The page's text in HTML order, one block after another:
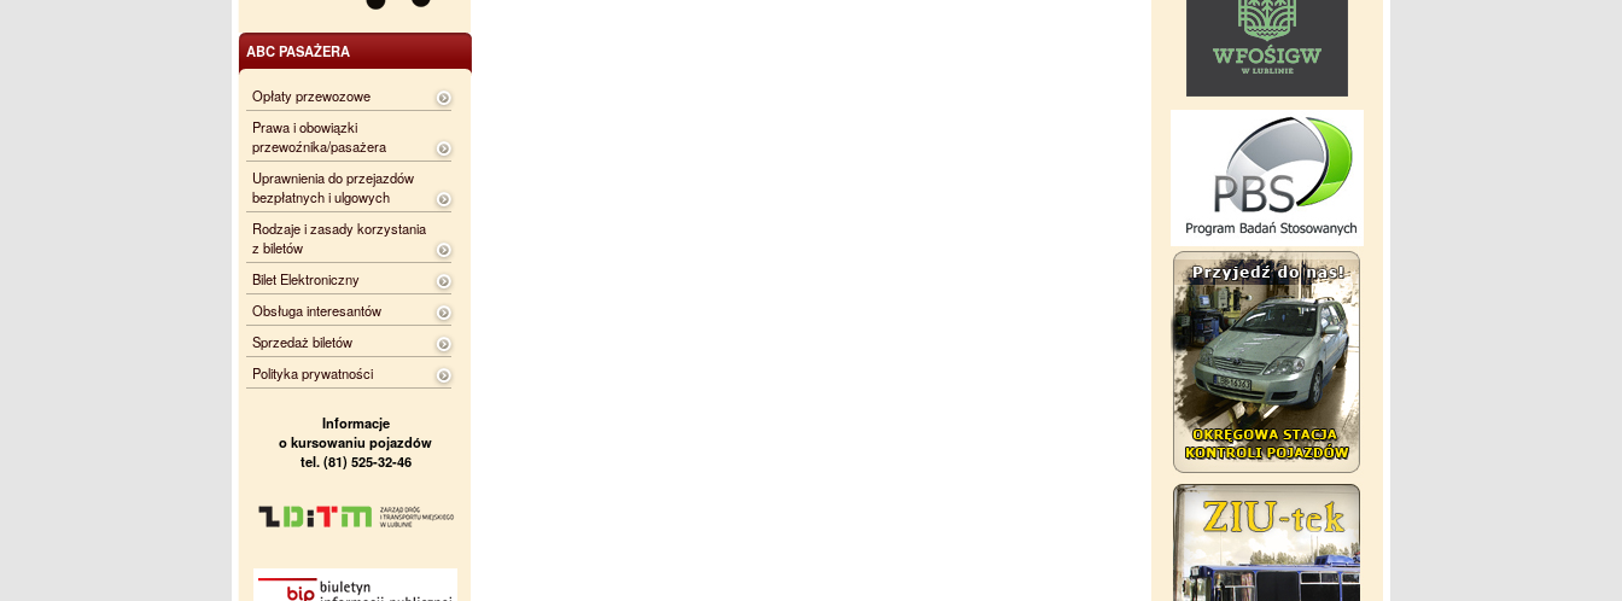
ABC PASAŻERA
Opłaty przewozowe
Prawa i obowiązki
przewoźnika/pasażera
Uprawnienia do przejazdów
bezpłatnych i ulgowych
Rodzaje i zasady korzystania
z biletów
Bilet Elektroniczny
Obsługa interesantów
Sprzedaż biletów
Polityka prywatności
Informacje
o kursowaniu pojazdów
tel. (81) 525-32-46